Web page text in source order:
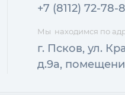
+7 (8112) 72-78-
Мы находимся по
г. Псков, ул.
д.9а,